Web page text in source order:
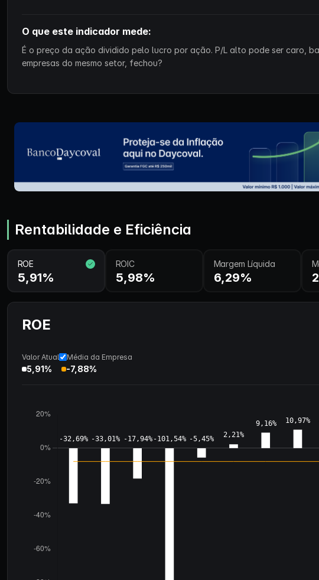
O que este indicador mede:
É o preço da ação dividido pelo lucro por ação. P/L alto pode ser caro,
empresas do mesmo setor, fechou?
Rentabilidade e Eficiência
ROE
5,91%
ROIC
5,98%
Margem Líquida
6,29%
ROE
Valor Atual
5,91%
Média da Empresa
-7,88%